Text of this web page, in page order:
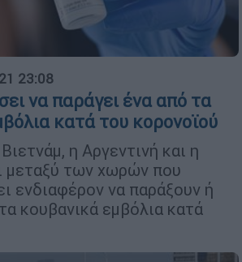
23:08
να παράγει ένα από τα
κατά του κορονοϊού
η Αργεντινή και η
μεταξύ των χωρών που
ενδιαφέρον να παράξουν ή
κουβανικά εμβόλια κατά